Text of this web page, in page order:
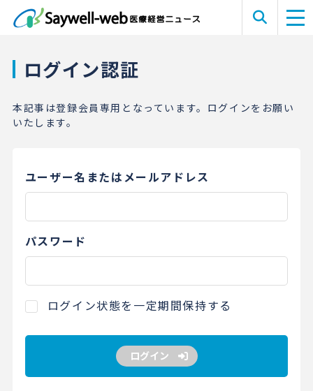
ログイン認証
本記事は登録会員専用となっています。ログインをお願い
いたします。
ユーザー名またはメールアドレス
パスワード
ログイン状態を一定期間保持する
ログイン